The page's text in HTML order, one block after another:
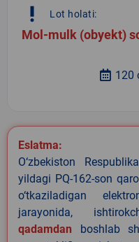
priority_high Lot holati:
Mol-mulk (obyekt)
120
Eslatma:
O‘zbekiston
yildagi PQ-162-son
o‘tkaziladigan
jarayonida,
qadamdan boshlab